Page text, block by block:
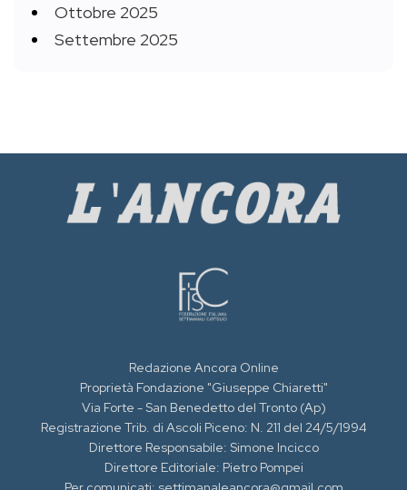
Ottobre 2025
Settembre 2025
Redazione Ancora Online
Proprietà Fondazione "Giuseppe Chiaretti"
Via Forte - San Benedetto del Tronto (Ap)
Registrazione Trib. di Ascoli Piceno: N. 211 del 24/5/1994
Direttore Responsabile: Simone Incicco
Direttore Editoriale: Pietro Pompei